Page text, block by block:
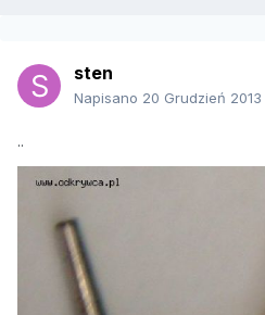
sten
Napisano 20 Grudzień 2013
..